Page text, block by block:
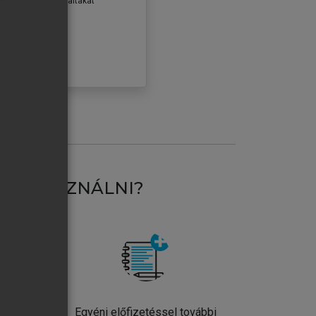
HASZNÁLNI?
Egyéni előfizetéssel további